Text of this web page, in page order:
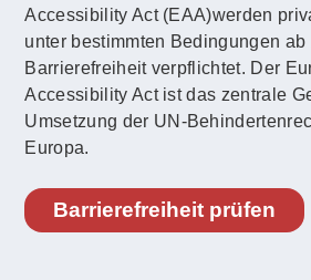
Accessibility Act (EAA)werden
unter bestimmten Bedingungen
Barrierefreiheit verpflichtet. Der
Accessibility Act ist das zentrale
Umsetzung der UN-
Europa.
Barrierefreiheit prüfen